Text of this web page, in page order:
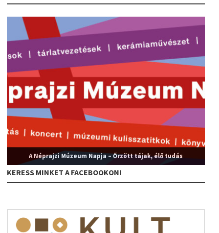
A Néprajzi Múzeum Napja – Őrzött tájak, élő tudás
KERESS MINKET A FACEBOOKON!